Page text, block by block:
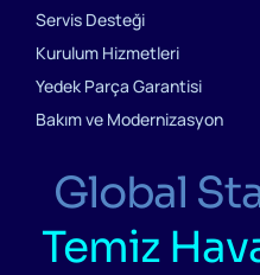
Servis Desteği
Kurulum Hizmetleri
Yedek Parça Garantisi
Bakım ve Modernizasyon
Global
Temiz